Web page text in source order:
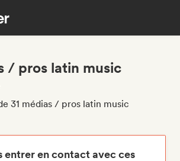
/ pros latin music
31 médias / pros latin music
entrer en contact avec ces